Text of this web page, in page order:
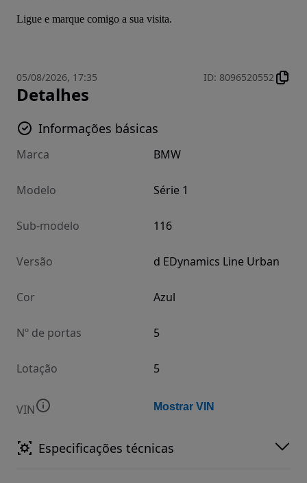
Ligue e marque comigo a sua visita.
05/08/2026, 17:35 ID: 8096520552
Detalhes
Informações básicas
Marca BMW
Modelo Série 1
Sub-modelo 116
Versão d EDynamics Line Urban
Cor Azul
Nº de portas 5
Lotação 5
VIN Mostrar VIN
Especificações técnicas